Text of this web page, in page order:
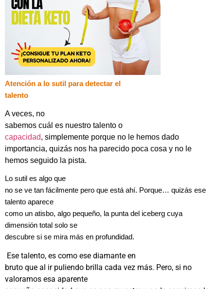
Atención a lo sutil para detectar el
talento
A veces, no
sabemos cuál es nuestro talento o
capacidad, simplemente porque no le hemos dado
importancia, quizás nos ha parecido poca cosa y no le
hemos seguido la pista.
Lo sutil es algo que
no se ve tan fácilmente pero que está ahí. Porque… quizás ese
talento aparece
como un atisbo, algo pequeño, la punta del iceberg cuya
dimensión total solo se
descubre si se mira más en profundidad.
Ese talento, es como ese diamante en
bruto que al ir puliendo brilla cada vez más. Pero, si no
valoramos esa aparente